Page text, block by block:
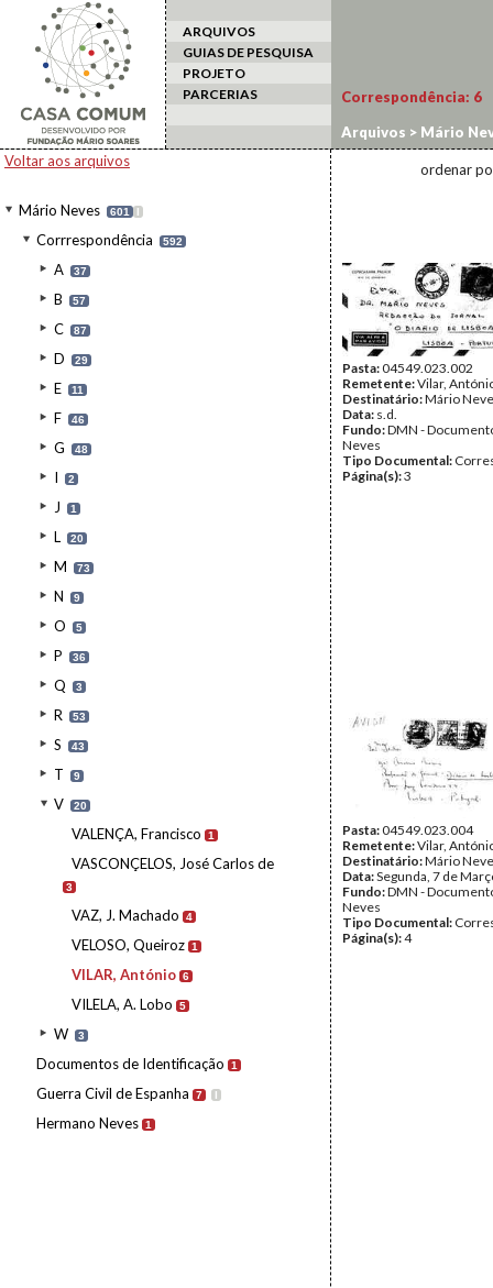
ARQUIVOS
GUIAS DE PESQUISA
PROJETO
PARCERIAS
Voltar aos arquivos
Mário Neves 601 I
Corrrespondência 592
A 37
B 57
C 87
D 29
E 11
F 46
G 48
I 2
J 1
L 20
M 73
N 9
O 5
P 36
Q 3
R 53
S 43
T 9
V 20
VALENÇA, Francisco 1
VASCONÇELOS, José Carlos de
3
VAZ, J. Machado 4
VELOSO, Queiroz 1
VILAR, António 6
VILELA, A. Lobo 5
W 3
Documentos de Identificação 1
Guerra Civil de Espanha 7 I
Hermano Neves 1
Correspondência: 6
Arquivos > Mário
ordenar
Pasta:04549.023.002
Remetente:Vilar,
Destinatário:Mário
Data: s.d.
Fundo:DMN -
Neves
Tipo Documental:
Página(s):3
Pasta:04549.023.004
Remetente:Vilar,
Destinatário:Mário
Data:Segunda, 7 de
Fundo:DMN -
Neves
Tipo Documental:
Página(s):4